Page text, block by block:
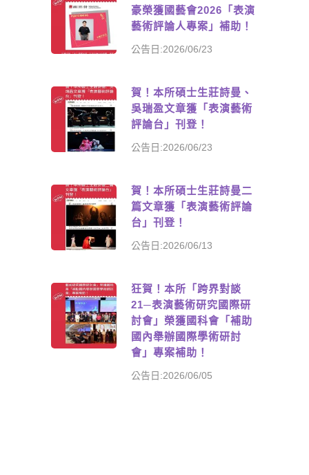
豪榮獲國藝會2026「表演
藝術評論人專案」補助！
公告日:2026/06/23
賀！本所碩士生莊詩曼、
吳瑞盈文章獲「表演藝術
評論台」刊登！
公告日:2026/06/23
賀！本所碩士生莊詩曼二
篇文章獲「表演藝術評論
台」刊登！
公告日:2026/06/13
狂賀！本所「跨界對談
21─表演藝術研究國際研
討會」榮獲國科會「補助
國內舉辦國際學術研討
會」專案補助！
公告日:2026/06/05